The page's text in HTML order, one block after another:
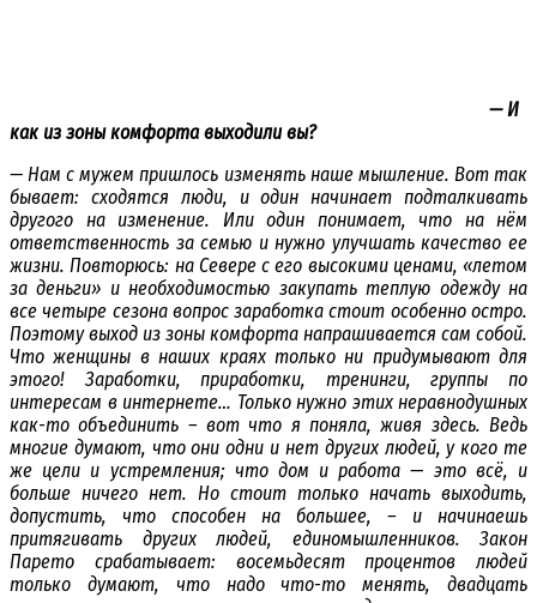
— И
как из зоны комфорта выходили вы?
— Нам с мужем пришлось изменять наше мышление. Вот так
бывает: сходятся люди, и один начинает подталкивать
другого на изменение. Или один понимает, что на нём
ответственность за семью и нужно улучшать качество ее
жизни. Повторюсь: на Севере с его высокими ценами, «летом
за деньги» и необходимостью закупать теплую одежду на
все четыре сезона вопрос заработка стоит особенно остро.
Поэтому выход из зоны комфорта напрашивается сам собой.
Что женщины в наших краях только ни придумывают для
этого! Заработки, приработки, тренинги, группы по
интересам в интернете… Только нужно этих неравнодушных
как-то объединить – вот что я поняла, живя здесь. Ведь
многие думают, что они одни и нет других людей, у кого те
же цели и устремления; что дом и работа — это всё, и
больше ничего нет. Но стоит только начать выходить,
допустить, что способен на большее, – и начинаешь
притягивать других людей, единомышленников. Закон
Парето срабатывает: восемьдесят процентов людей
только думают, что надо что-то менять, двадцать